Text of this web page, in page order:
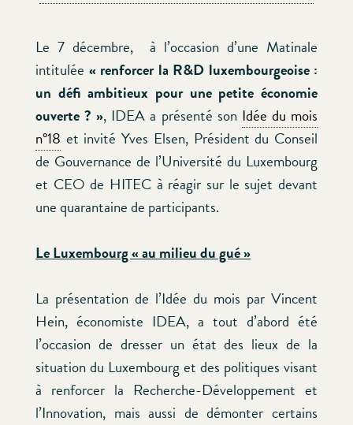
Le 7 décembre, à l’occasion d’une Matinale
intitulée « renforcer la R&D luxembourgeoise :
un défi ambitieux pour une petite économie
ouverte ? », IDEA a présenté son Idée du mois
n°18 et invité Yves Elsen, Président du Conseil
de Gouvernance de l’Université du Luxembourg
et CEO de HITEC à réagir sur le sujet devant
une quarantaine de participants.
Le Luxembourg « au milieu du gué »
La présentation de l’Idée du mois par Vincent
Hein, économiste IDEA, a tout d’abord été
l’occasion de dresser un état des lieux de la
situation du Luxembourg et des politiques visant
à renforcer la Recherche-Développement et
l’Innovation, mais aussi de démonter certains